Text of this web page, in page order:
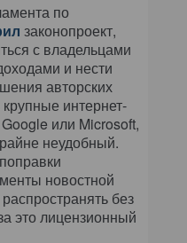
по
законопроект,
с владельцами
и нести
авторских
интернет-
или Microsoft,
неудобный.
новостной
без
это лицензионный